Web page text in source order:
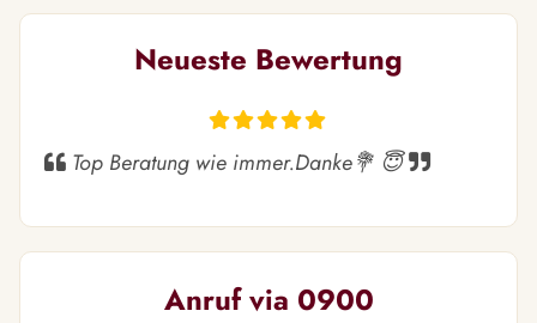
Neueste Bewertung
Top Beratung wie immer.Danke💐 😇
Anruf via 0900